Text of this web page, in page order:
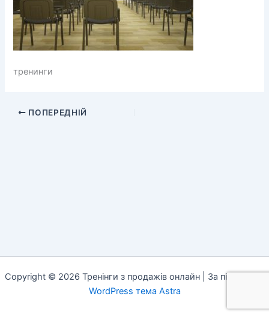
тренинги
ПОПЕРЕДНІЙ
Copyright © 2026 Тренінги з продажів онлайн | За підтримки
WordPress тема Astra